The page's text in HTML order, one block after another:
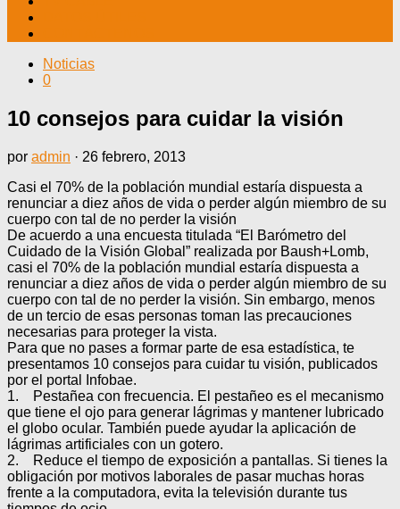
Noticias
0
10 consejos para cuidar la visión
por admin · 26 febrero, 2013
Casi el 70% de la población mundial estaría dispuesta a
renunciar a diez años de vida o perder algún miembro de su
cuerpo con tal de no perder la visión
De acuerdo a una encuesta titulada “El Barómetro del
Cuidado de la Visión Global” realizada por Baush+Lomb,
casi el 70% de la población mundial estaría dispuesta a
renunciar a diez años de vida o perder algún miembro de su
cuerpo con tal de no perder la visión. Sin embargo, menos
de un tercio de esas personas toman las precauciones
necesarias para proteger la vista.
Para que no pases a formar parte de esa estadística, te
presentamos 10 consejos para cuidar tu visión, publicados
por el portal Infobae.
1. Pestañea con frecuencia. El pestañeo es el mecanismo
que tiene el ojo para generar lágrimas y mantener lubricado
el globo ocular. También puede ayudar la aplicación de
lágrimas artificiales con un gotero.
2. Reduce el tiempo de exposición a pantallas. Si tienes la
obligación por motivos laborales de pasar muchas horas
frente a la computadora, evita la televisión durante tus